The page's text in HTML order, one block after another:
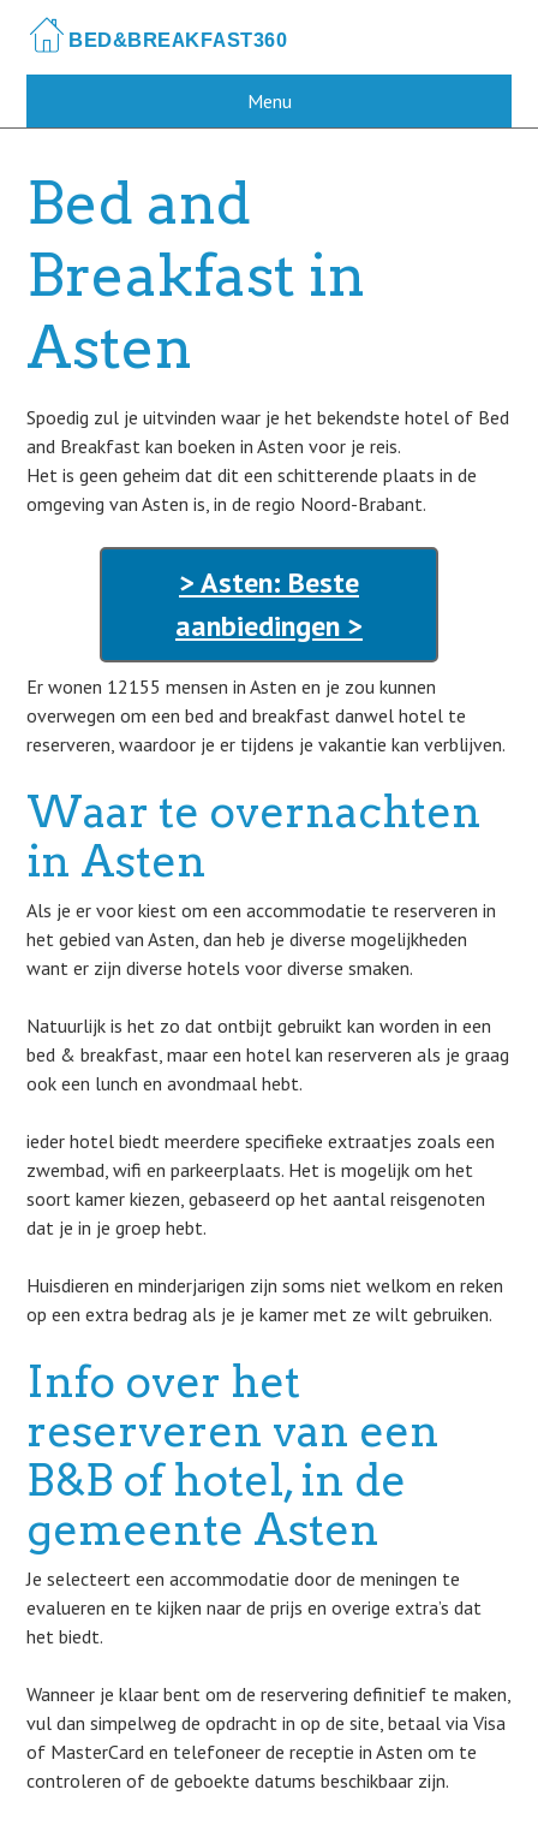
main
Menu
Bed and
Breakfast in
Asten
Spoedig zul je uitvinden waar je het bekendste hotel of Bed
and Breakfast kan boeken in Asten voor je reis.
Het is geen geheim dat dit een schitterende plaats in de
omgeving van Asten is, in de regio Noord-Brabant.
> Asten: Beste
aanbiedingen >
Er wonen 12155 mensen in Asten en je zou kunnen
overwegen om een bed and breakfast danwel hotel te
reserveren, waardoor je er tijdens je vakantie kan verblijven.
Waar te overnachten
in Asten
Als je er voor kiest om een accommodatie te reserveren in
het gebied van Asten, dan heb je diverse mogelijkheden
want er zijn diverse hotels voor diverse smaken.
Natuurlijk is het zo dat ontbijt gebruikt kan worden in een
bed & breakfast, maar een hotel kan reserveren als je graag
ook een lunch en avondmaal hebt.
ieder hotel biedt meerdere specifieke extraatjes zoals een
zwembad, wifi en parkeerplaats. Het is mogelijk om het
soort kamer kiezen, gebaseerd op het aantal reisgenoten
dat je in je groep hebt.
Huisdieren en minderjarigen zijn soms niet welkom en reken
op een extra bedrag als je je kamer met ze wilt gebruiken.
Info over het
reserveren van een
B&B of hotel, in de
gemeente Asten
Je selecteert een accommodatie door de meningen te
evalueren en te kijken naar de prijs en overige extra’s dat
het biedt.
Wanneer je klaar bent om de reservering definitief te maken,
vul dan simpelweg de opdracht in op de site, betaal via Visa
of MasterCard en telefoneer de receptie in Asten om te
controleren of de geboekte datums beschikbaar zijn.